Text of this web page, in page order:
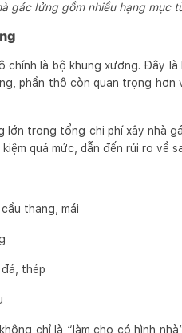
gác lửng gồm nhiều hạng mục
chính là bộ khung xương. Đây
phần thô còn quan trọng
trong tổng chi phí xây nhà
quá mức, dẫn đến rủi ro về
thang, mái
thép
chỉ là “làm cho có hình